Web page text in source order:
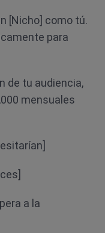
[Nicho] como tú.
para
de tu audiencia,
mensuales
a la